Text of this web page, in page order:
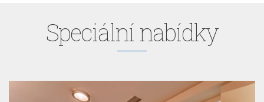
Speciální nabídky